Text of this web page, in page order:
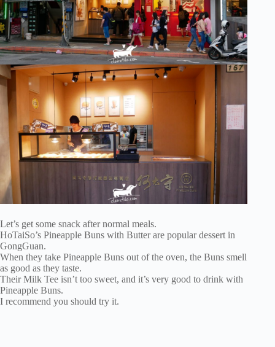
Let’s get some snack after normal meals.
HoTaiSo’s Pineapple Buns with Butter are popular dessert in
GongGuan.
When they take Pineapple Buns out of the oven, the Buns smell
as good as they taste.
Their Milk Tee isn’t too sweet, and it’s very good to drink with
Pineapple Buns.
I recommend you should try it.